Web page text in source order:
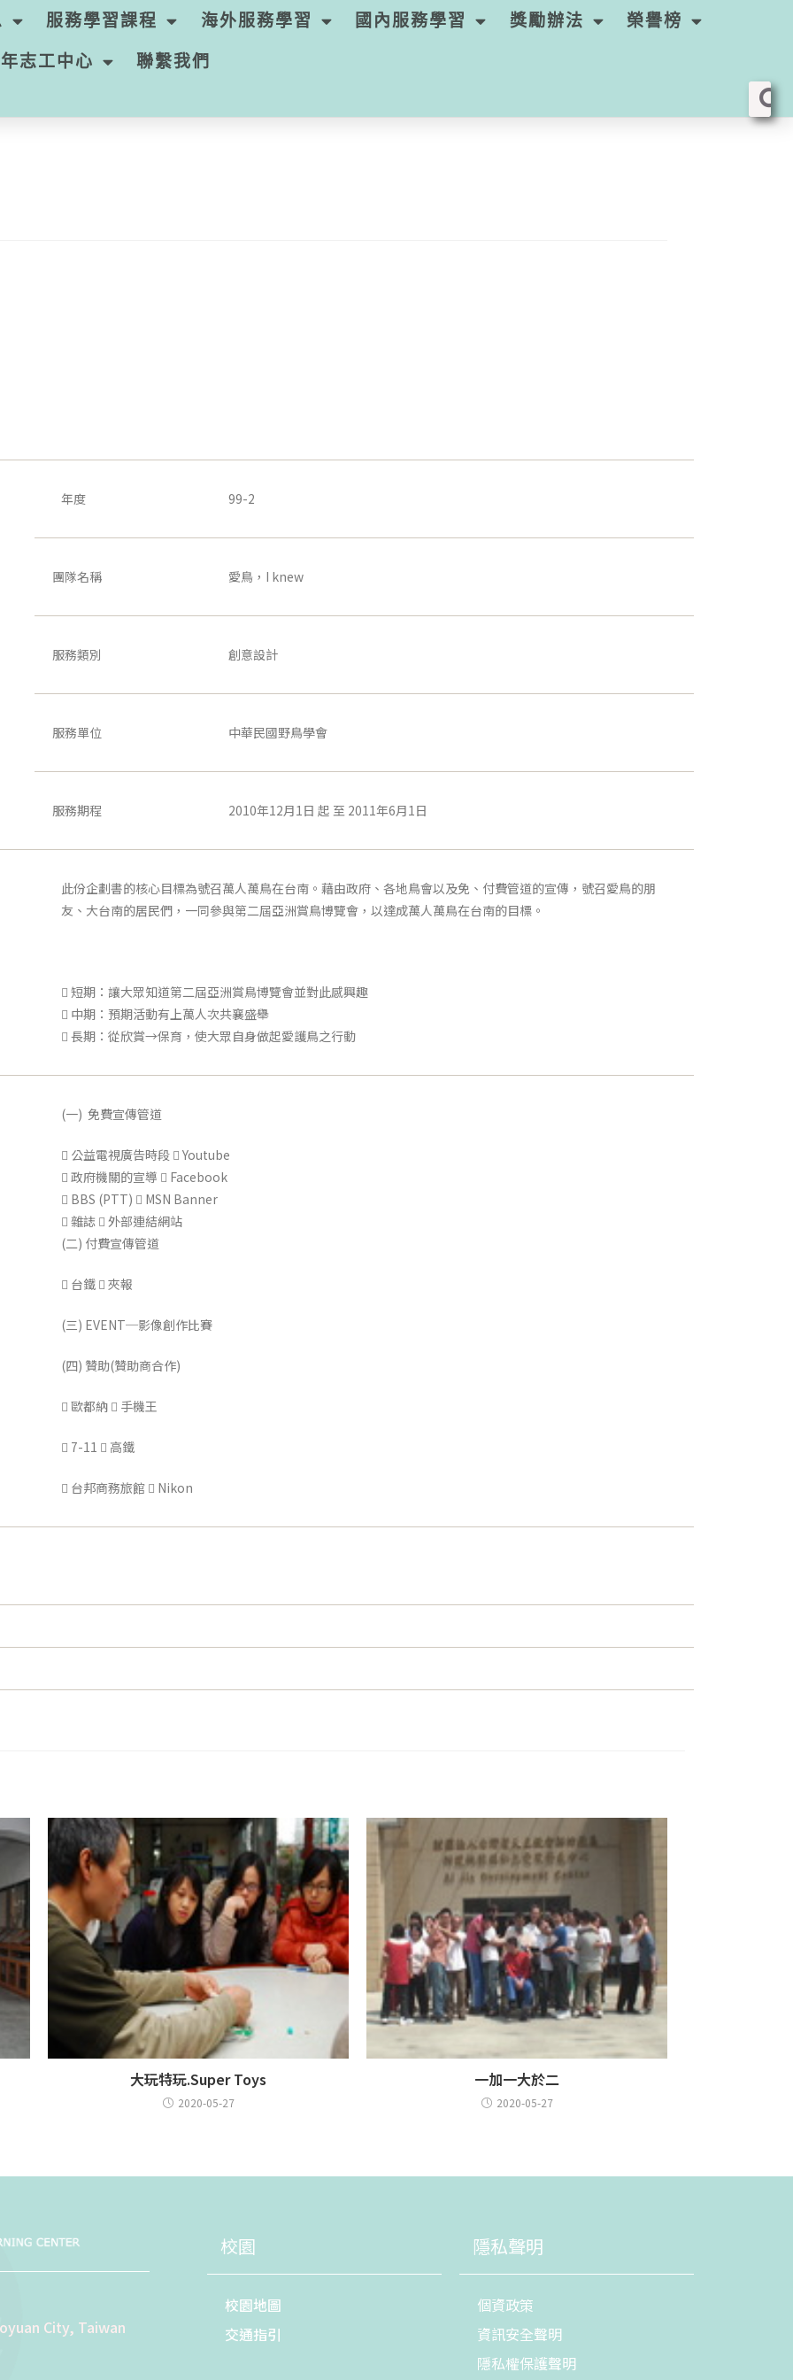
服務學習課程 海外服務學習 國內服務學習 獎勵辦法
榮譽榜
志工中心
聯繫我們
年度 99-2
團隊名稱 愛鳥，I knew
服務類別 創意設計
服務單位 中華民國野鳥學會
服務期程 2010年12月1日 起 至 2011年6月1日
此份企劃書的核心目標為號召萬人萬鳥在台南。藉由政府、各地鳥會以及免、付費管道的宣傳，號召愛鳥的朋
友、大台南的居民們，一同參與第二屆亞洲賞鳥博覽會，以達成萬人萬鳥在台南的目標。
 短期：讓大眾知道第二屆亞洲賞鳥博覽會並對此感興趣
 中期：預期活動有上萬人次共襄盛舉
 長期：從欣賞→保育，使大眾自身做起愛護鳥之行動
(一) 免費宣傳管道
 公益電視廣告時段  Youtube
 政府機關的宣導  Facebook
 BBS (PTT)  MSN Banner
 雜誌  外部連結網站
(二) 付費宣傳管道
 台鐵  夾報
(三) EVENT─影像創作比賽
(四) 贊助(贊助商合作)
 歐都納  手機王
 7-11  高鐵
 台邦商務旅館  Nikon
大玩特玩.Super Toys
2020-05-27
一加一大於二
2020-05-27
City, Taiwan
校園
校園地圖
交通指引
隱私聲明
個資政策
資訊安全聲明
隱私權保護聲明